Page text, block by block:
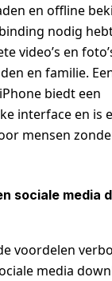
en offline
nodig
video’s en
en familie.
biedt een
interface en is
mensen
sociale media
voordelen
media